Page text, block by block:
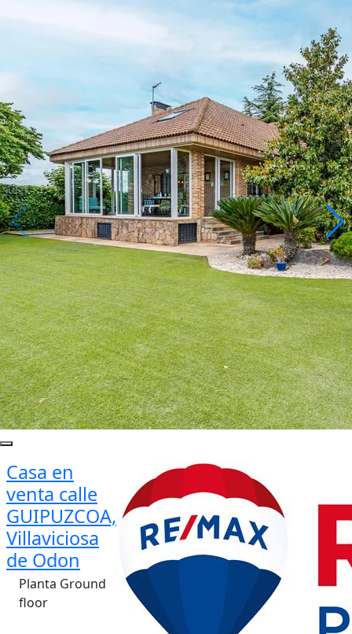
Casa en
venta calle
GUIPUZCOA,
Villaviciosa
de Odon
Planta Ground
floor